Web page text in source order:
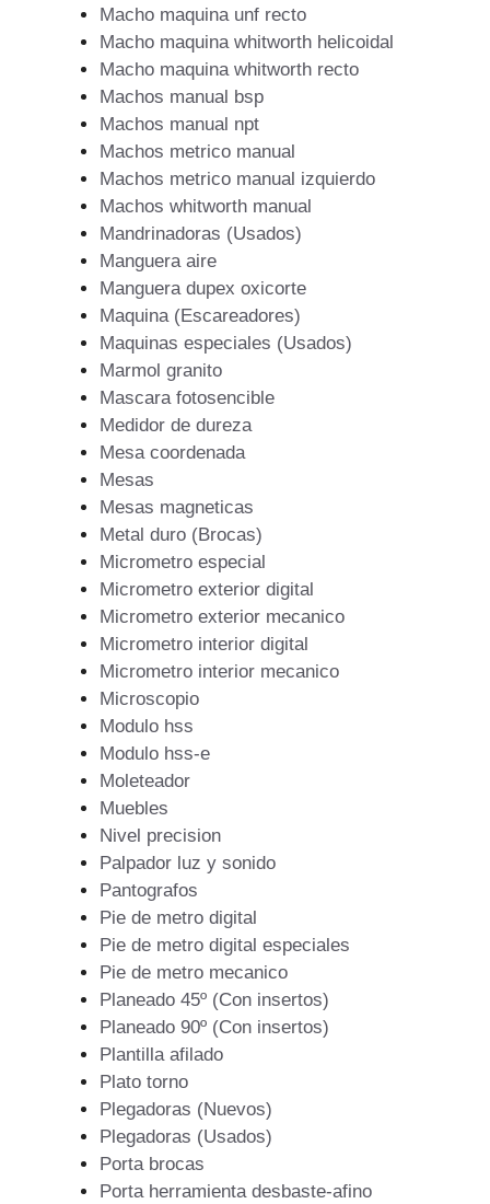
Macho maquina unf recto
Macho maquina whitworth helicoidal
Macho maquina whitworth recto
Machos manual bsp
Machos manual npt
Machos metrico manual
Machos metrico manual izquierdo
Machos whitworth manual
Mandrinadoras (Usados)
Manguera aire
Manguera dupex oxicorte
Maquina (Escareadores)
Maquinas especiales (Usados)
Marmol granito
Mascara fotosencible
Medidor de dureza
Mesa coordenada
Mesas
Mesas magneticas
Metal duro (Brocas)
Micrometro especial
Micrometro exterior digital
Micrometro exterior mecanico
Micrometro interior digital
Micrometro interior mecanico
Microscopio
Modulo hss
Modulo hss-e
Moleteador
Muebles
Nivel precision
Palpador luz y sonido
Pantografos
Pie de metro digital
Pie de metro digital especiales
Pie de metro mecanico
Planeado 45º (Con insertos)
Planeado 90º (Con insertos)
Plantilla afilado
Plato torno
Plegadoras (Nuevos)
Plegadoras (Usados)
Porta brocas
Porta herramienta desbaste-afino